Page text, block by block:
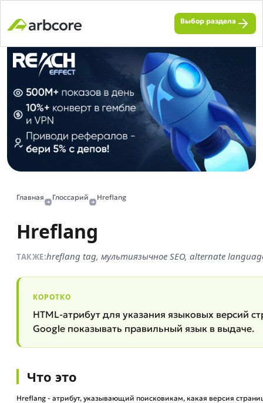
Выбор раздела
Главная Глоссарий Hreflang
Hreflang
ТАКЖЕ:hreflang tag, мультиязычное SEO, alternate
КОРОТКО
HTML-атрибут для указания языковых версий
Google показывать правильный язык в выдаче.
Что это
Hreflang - атрибут, указывающий поисковикам, какая версия